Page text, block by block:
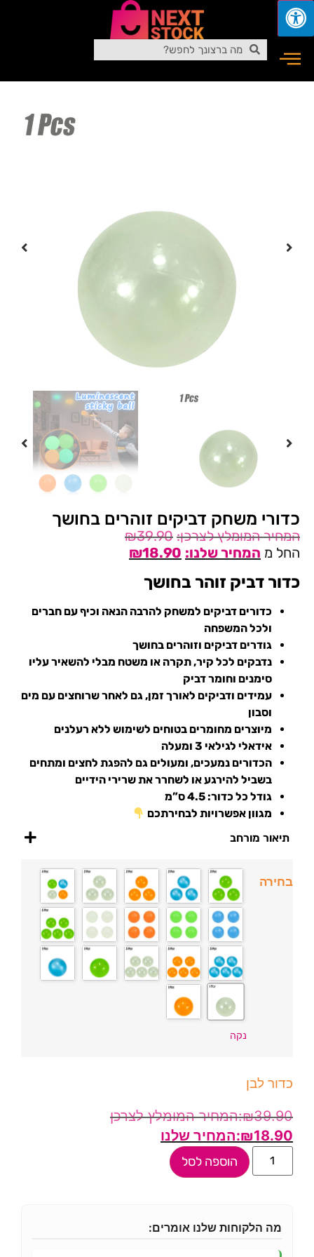
כדורי משחק דביקים זוהרים בחושך
₪39.90
₪18.90 החל מ
כדור דביק זוהר בחושך
כדורים דביקים למשחק להרבה הנאה וכיף עם חברים
ולכל המשפחה
גודרים דביקים וזוהרים בחושך
נדבקים לכל קיר, תקרה או משטח מבלי להשאיר עליו
סימנים וחומר דביק
עמידים ודביקים לאורך זמן, גם לאחר שרוחצים עם מים
וסבון
מיוצרים מחומרים בטוחים לשימוש ללא רעלנים
אידאלי לגילאי 3 ומעלה
הכדורים נמעכים, ומעולים גם להפגת לחצים ומתחים
בשביל להירגע או לשחרר את שרירי הידיים
גודל כל כדור: 4.5 ס”מ
מגוון אפשרויות לבחירתכם
תיאור מורחב
בחירה
נקה
כדור לבן
₪39.90
₪18.90
הוספה לסל
מה הלקוחות שלנו אומרים: